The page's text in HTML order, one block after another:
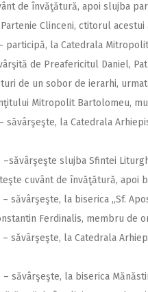
de învăţătură, apoi slujba
Clinceni, ctitorul acestui
participă, la Catedrala
de Preafericitul Daniel,
de un sobor de ierarhi,
Mitropolit Bartolomeu,
săvârşeşte, la Catedrala
slujba Sfintei
cuvânt de învăţătură,
săvârşeşte, la biserica ,,Sf.
Ferdinalis, membru de
săvârşeşte, la Catedrala
săvârşeşte, la biserica